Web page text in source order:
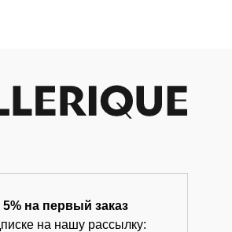
на первый заказ
на нашу рассылку: